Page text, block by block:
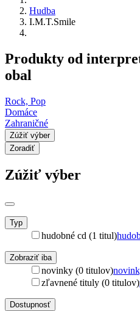
Hudba
I.M.T.Smile
Produkty od
obal
Rock, Pop
Domáce
Zahraničné
Zúžiť výber
Zoradiť
Zúžiť výber
Typ
hudobné cd (1 titul)
Zobraziť iba
novinky (0 titulov)
zľavnené tituly (0 titulov)
Dostupnosť